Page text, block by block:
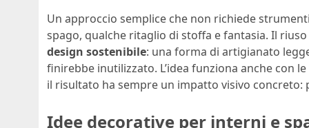
Un approccio semplice che non richiede
spago, qualche ritaglio di stoffa e fantasia. Il
design sostenibile: una forma di artigianato
finirebbe inutilizzato. L’idea funziona anche con
il risultato ha sempre un impatto visivo concreto:
Idee decorative per interni e